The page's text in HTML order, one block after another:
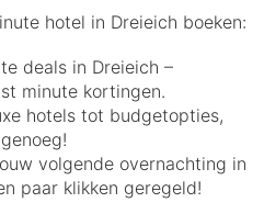
hotel in Dreieich boeken:
deals in Dreieich –
minute kortingen.
hotels tot budgetopties,
volgende overnachting in
paar klikken geregeld!